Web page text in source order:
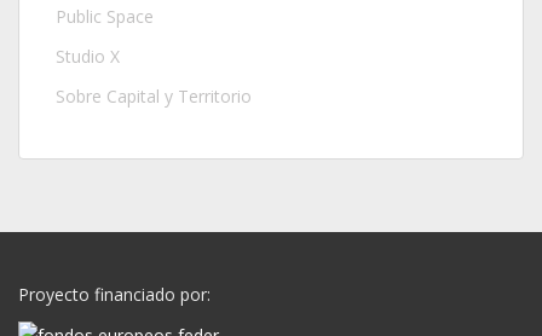
Public Space
Studio X
Sobre Capital y Territorio
Proyecto financiado por: